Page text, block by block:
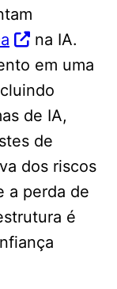
na IA.
em uma
de IA,
de
dos riscos
a perda de
é